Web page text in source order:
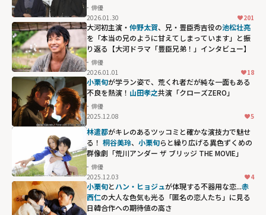
俳優
2026.01.30
201
大河初主演・ 仲野太賀、兄・豊臣秀吉役の池松壮亮
を「本当の兄のように甘えてしまっています」と振
り返る【大河ドラマ「豊臣兄弟！」インタビュー】
俳優
2026.01.01
18
小栗旬が学ラン姿で、荒くれ者だが純な一面もある
不良を熱演！ 山田孝之共演「クローズZERO」
俳優
2025.12.08
5
林遣都がキレのあるツッコミと確かな演技力で魅せ
る！ 桐谷美玲、 小栗旬らと繰り広げる異色ずくめの
群像劇「荒川アンダー ザ ブリッジ THE MOVIE」
俳優
2025.12.03
4
小栗旬とハン・ヒョジュが体現する不器用な恋...赤
西仁の大人な色気も光る「匿名の恋人たち」に見る
日韓合作への期待値の高さ